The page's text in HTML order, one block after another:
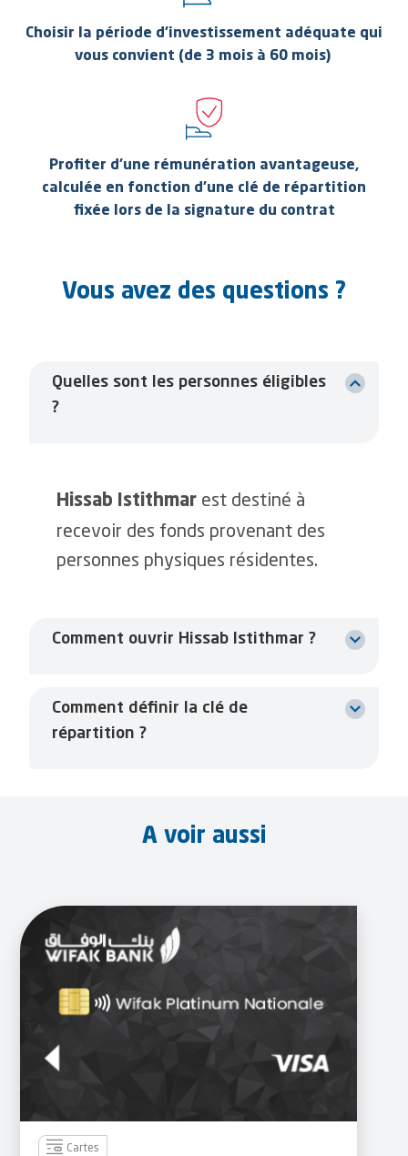
Choisir la période d’investissement adéquate qui
vous convient (de 3 mois à 60 mois)
Profiter d’une rémunération avantageuse,
calculée en fonction d’une clé de répartition
fixée lors de la signature du contrat
Vous avez des questions ?
Quelles sont les personnes éligibles
?
Hissab Istithmar est destiné à
recevoir des fonds provenant des
personnes physiques résidentes.
Comment ouvrir Hissab Istithmar ?
Comment définir la clé de
répartition ?
A voir aussi
Cartes